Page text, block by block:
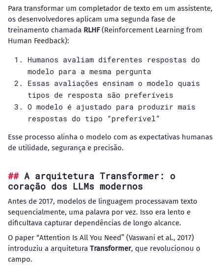
Para transformar um completador de texto em um assistente,
os desenvolvedores aplicam uma segunda fase de
treinamento chamada RLHF(Reinforcement Learning from
Human Feedback):
Humanos avaliam diferentes respostas do
modelo para a mesma pergunta
Essas avaliações ensinam o modelo quais
tipos de resposta são preferíveis
O modelo é ajustado para produzir mais
respostas do tipo “preferível”
Esse processo alinha o modelo com as expectativas humanas
de utilidade, segurança e precisão.
A arquitetura Transformer: o
coração dos LLMs modernos
Antes de 2017, modelos de linguagem processavam texto
sequencialmente, uma palavra por vez. Isso era lento e
dificultava capturar dependências de longo alcance.
O paper “Attention Is All You Need” (Vaswani et al., 2017)
introduziu a arquitetura Transformer, que revolucionou o
campo.